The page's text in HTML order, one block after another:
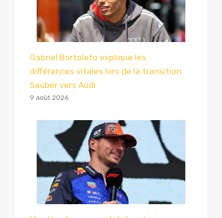
Gabriel Bortoleto explique les
différences vitales lors de la transition
Sauber vers Audi
9 août 2026